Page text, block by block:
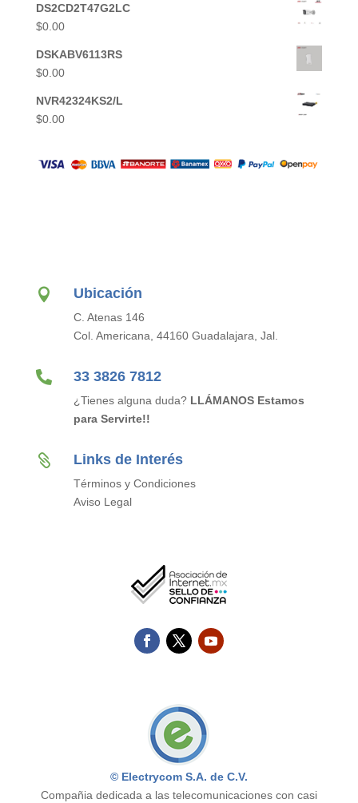
DS2CD2T47G2LC
$0.00
DSKABV6113RS
$0.00
NVR42324KS2/L
$0.00
 Ubicación
C. Atenas 146
Col. Americana, 44160 Guadalajara, Jal.
 33 3826 7812
¿Tienes alguna duda? LLÁMANOS Estamos
para Servirte!!
 Links de Interés
Términos y Condiciones
Aviso Legal
© Electrycom S.A. de C.V.
Compañia dedicada a las telecomunicaciones con casi